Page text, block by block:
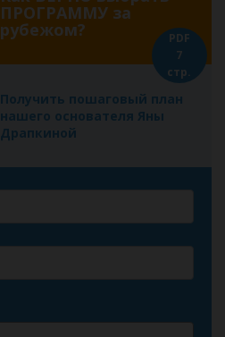
ПРОГРАММУ за
рубежом?
Получить пошаговый план
нашего основателя Яны
Драпкиной
PDF
7
стр.